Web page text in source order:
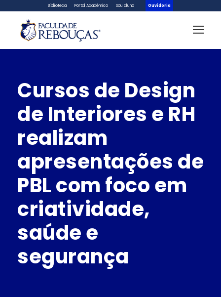
Biblioteca Portal Acadêmico Sou aluno Ouvidoria
Cursos de Design
de Interiores e RH
realizam
apresentações de
PBL com foco em
criatividade,
saúde e
segurança